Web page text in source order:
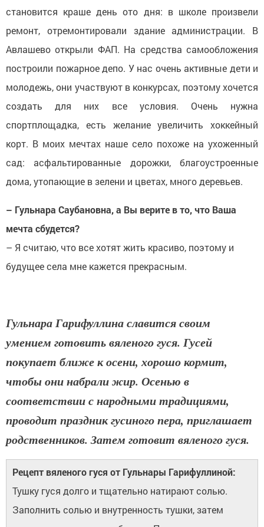
становится краше день ото дня: в школе произвели
ремонт, отремонтировали здание администрации. В
Авлашево открыли ФАП. На средства самообложения
построили пожарное депо. У нас очень активные дети и
молодежь, они участвуют в конкурсах, поэтому хочется
создать для них все условия. Очень нужна
спортплощадка, есть желание увеличить хоккейный
корт. В моих мечтах наше село похоже на ухоженный
сад: асфальтированные дорожки, благоустроенные
дома, утопающие в зелени и цветах, много деревьев.
– Гульнара Саубановна, а Вы верите в то, что Ваша
мечта сбудется?
– Я считаю, что все хотят жить красиво, поэтому и
будущее села мне кажется прекрасным.
Гульнара Гарифуллина славится своим
умением готовить вяленого гуся. Гусей
покупает ближе к осени, хорошо кормит,
чтобы они набрали жир. Осенью в
соответствии с народными традициями,
проводит праздник гусиного пера, приглашает
родственников. Затем готовит вяленого гуся.
Рецепт вяленого гуся от Гульнары Гарифуллиной:
Тушку гуся долго и тщательно натирают солью.
Заполнить солью и внутренность тушки, затем